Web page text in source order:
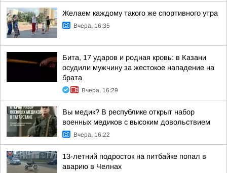
Желаем каждому такого же спортивного утра
Вчера, 16:35
Бита, 17 ударов и родная кровь: в Казани
осудили мужчину за жестокое нападение на
брата
Вчера, 16:29
Вы медик? В республике открыт набор
военных медиков с высоким довольствием
Вчера, 16:22
13-летний подросток на питбайке попал в
аварию в Челнах